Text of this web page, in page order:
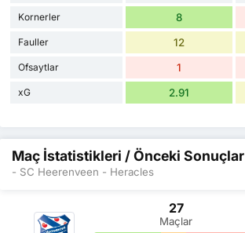
Kornerler 8
Fauller 12
Ofsaytlar 1
xG 2.91
Maç İstatistikleri / Önceki Sonuçlar
- SC Heerenveen - Heracles
27
Maçlar